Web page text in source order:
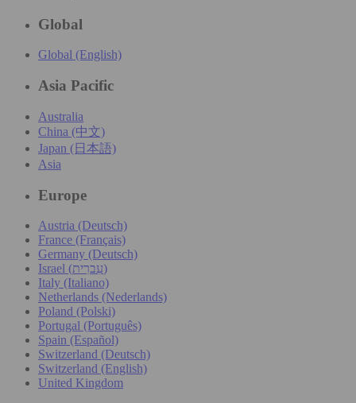
Global
Global (English)
Asia Pacific
Australia
China (中文)
Japan (日本語)
Asia
Europe
Austria (Deutsch)
France (Français)
Germany (Deutsch)
Israel (עִברִית)
Italy (Italiano)
Netherlands (Nederlands)
Poland (Polski)
Portugal (Português)
Spain (Español)
Switzerland (Deutsch)
Switzerland (English)
United Kingdom